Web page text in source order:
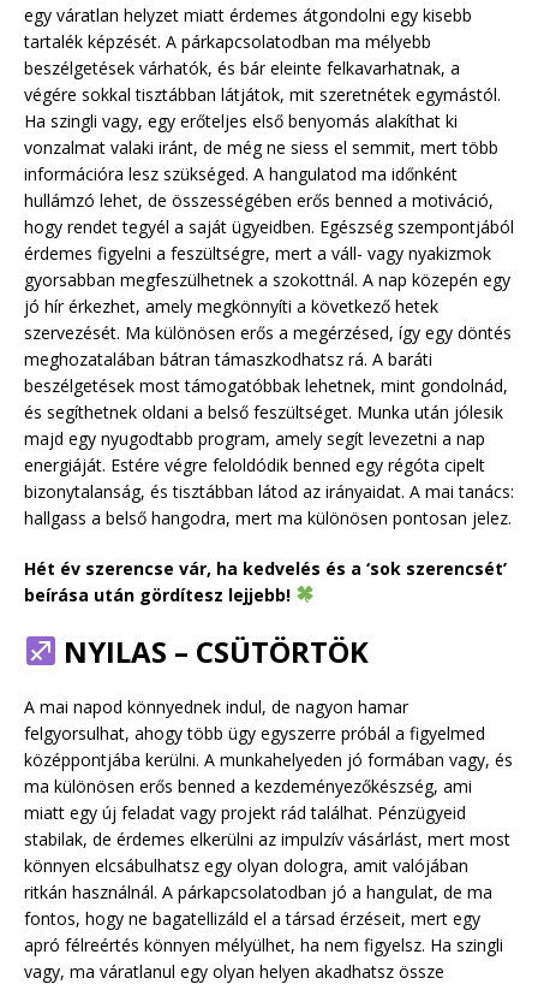
egy váratlan helyzet miatt érdemes átgondolni egy kisebb
tartalék képzését. A párkapcsolatodban ma mélyebb
beszélgetések várhatók, és bár eleinte felkavarhatnak, a
végére sokkal tisztábban látjátok, mit szeretnétek egymástól.
Ha szingli vagy, egy erőteljes első benyomás alakíthat ki
vonzalmat valaki iránt, de még ne siess el semmit, mert több
információra lesz szükséged. A hangulatod ma időnként
hullámzó lehet, de összességében erős benned a motiváció,
hogy rendet tegyél a saját ügyeidben. Egészség szempontjából
érdemes figyelni a feszültségre, mert a váll- vagy nyakizmok
gyorsabban megfeszülhetnek a szokottnál. A nap közepén egy
jó hír érkezhet, amely megkönnyíti a következő hetek
szervezését. Ma különösen erős a megérzésed, így egy döntés
meghozatalában bátran támaszkodhatsz rá. A baráti
beszélgetések most támogatóbbak lehetnek, mint gondolnád,
és segíthetnek oldani a belső feszültséget. Munka után jólesik
majd egy nyugodtabb program, amely segít levezetni a nap
energiáját. Estére végre feloldódik benned egy régóta cipelt
bizonytalanság, és tisztábban látod az irányaidat. A mai tanács:
hallgass a belső hangodra, mert ma különösen pontosan jelez.
Hét év szerencse vár, ha kedvelés és a ‘sok szerencsét’
beírása után gördítesz lejjebb!
NYILAS – CSÜTÖRTÖK
A mai napod könnyednek indul, de nagyon hamar
felgyorsulhat, ahogy több ügy egyszerre próbál a figyelmed
középpontjába kerülni. A munkahelyeden jó formában vagy, és
ma különösen erős benned a kezdeményezőkészség, ami
miatt egy új feladat vagy projekt rád találhat. Pénzügyeid
stabilak, de érdemes elkerülni az impulzív vásárlást, mert most
könnyen elcsábulhatsz egy olyan dologra, amit valójában
ritkán használnál. A párkapcsolatodban jó a hangulat, de ma
fontos, hogy ne bagatellizáld el a társad érzéseit, mert egy
apró félreértés könnyen mélyülhet, ha nem figyelsz. Ha szingli
vagy, ma váratlanul egy olyan helyen akadhatsz össze